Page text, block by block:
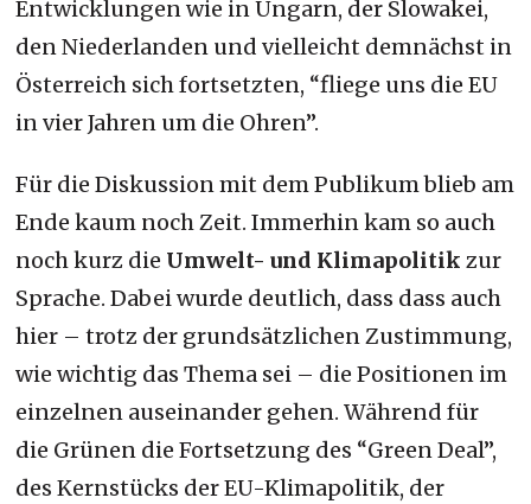
Entwicklungen wie in Ungarn, der Slowakei,
den Niederlanden und vielleicht demnächst in
Österreich sich fortsetzten, “fliege uns die EU
in vier Jahren um die Ohren”.
Für die Diskussion mit dem Publikum blieb am
Ende kaum noch Zeit. Immerhin kam so auch
noch kurz die Umwelt- und Klimapolitik zur
Sprache. Dabei wurde deutlich, dass dass auch
hier – trotz der grundsätzlichen Zustimmung,
wie wichtig das Thema sei – die Positionen im
einzelnen auseinander gehen. Während für
die Grünen die Fortsetzung des “Green Deal”,
des Kernstücks der EU-Klimapolitik, der